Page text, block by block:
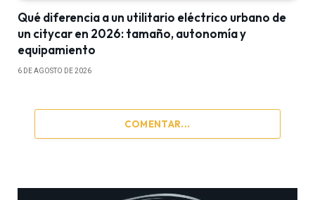
Qué diferencia a un utilitario eléctrico urbano de
un citycar en 2026: tamaño, autonomía y
equipamiento
6 DE AGOSTO DE 2026
COMENTAR...